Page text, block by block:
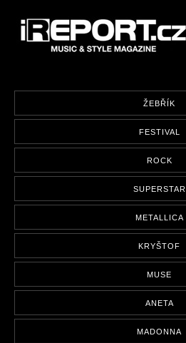
ŽEBŘÍK
FESTIVAL
ROCK
SUPERSTAR
METALLICA
KRYŠTOF
MUSE
ANETA
MADONNA